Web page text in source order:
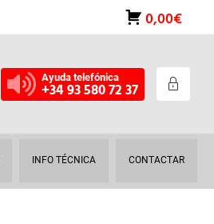
0,00€
Ayuda telefónica
+34 93 580 72 37
INFO TÉCNICA CONTACTAR